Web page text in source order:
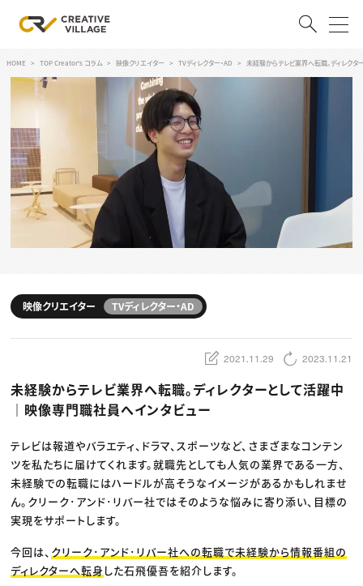
RECRUIT
クリエイター求人を探す
CREATIVE JOB求人検索
採用説明会
スキルアップしたい！
デザイン
編集・ライティング
マーケティング
ディレクション
業界解説・キャリア事情
TOP Creator’s コラム
Webクリエイター
アプリクリエイター
ゲームクリエイター
映像クリエイター
クリエイターインタビュー
C＆R Magazine
セミナー
ニュース・トレンド トップ
Web
映像
ゲーム・エンタメ
広告
出版
CREATIVE VILLAGEからのお知らせ
プロフェッショナル×つながる×メディア
HOME TOP Creator's コラム 映像クリエイター TVディレクター・AD 未経験からテレビ業界へ転職。ディレク
映像クリエイター TVディレクター・AD
2021.11.29 2023.11.21
未経験からテレビ業界へ転職。ディレクターとして活躍中
｜映像専門職社員へインタビュー
テレビは報道やバラエティ、ドラマ、スポーツなど、さまざまなコンテン
ツを私たちに届けてくれます。就職先としても人気の業界である一方、
未経験での転職にはハードルが高そうなイメージがあるかもしれませ
ん。クリーク･アンド･リバー社ではそのような悩みに寄り添い、目標の
実現をサポートします。
今回は、 クリーク･アンド･リバー社への転職で未経験から情報番組の
ディレクターへ転身 した石飛優吾を紹介します。